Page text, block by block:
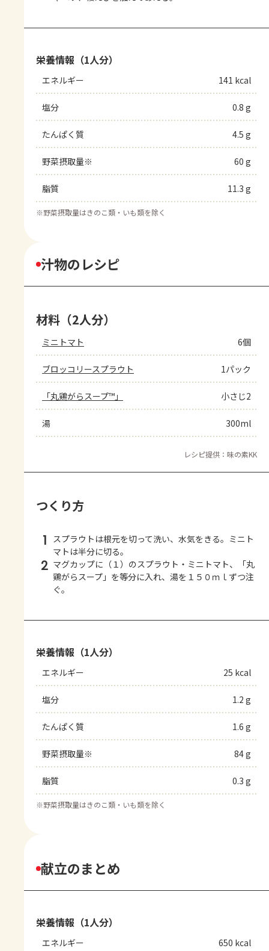
栄養情報（1人分）
エネルギー 141 kcal
塩分 0.8 g
たんぱく質 4.5 g
野菜摂取量※ 60 g
脂質 11.3 g
※野菜摂取量はきのこ類・いも類を除く
汁物のレシピ
材料（2人分）
ミニトマト 6個
ブロッコリースプラウト 1パック
「丸鶏がらスープ™」 小さじ2
湯 300ml
レシピ提供：味の素KK
つくり方
1 スプラウトは根元を切って洗い、水気をきる。ミニト
マトは半分に切る。
2 マグカップに（１）のスプラウト・ミニトマト、「丸
鶏がらスープ」を等分に入れ、湯を１５０ｍｌずつ注
ぐ。
栄養情報（1人分）
エネルギー 25 kcal
塩分 1.2 g
たんぱく質 1.6 g
野菜摂取量※ 84 g
脂質 0.3 g
※野菜摂取量はきのこ類・いも類を除く
献立のまとめ
栄養情報（1人分）
エネルギー 650 kcal